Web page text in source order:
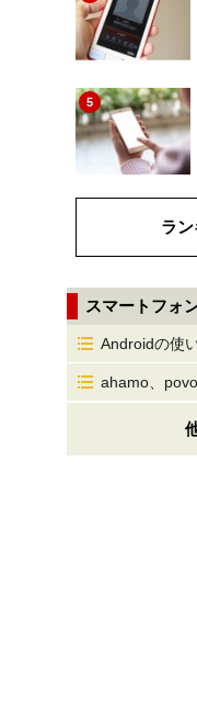
5
ラ
スマートフォ
Androidの使
ahamo、